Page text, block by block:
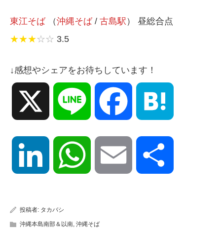
東江そば（沖縄そば/ 古島駅 ） 昼総合点
★★★☆☆ 3.5
↓感想やシェアをお待ちしています！
Line Facebook
LinkedIn WhatsApp Email
投稿者: タカバシ
沖縄本島南部＆以南, 沖縄そば